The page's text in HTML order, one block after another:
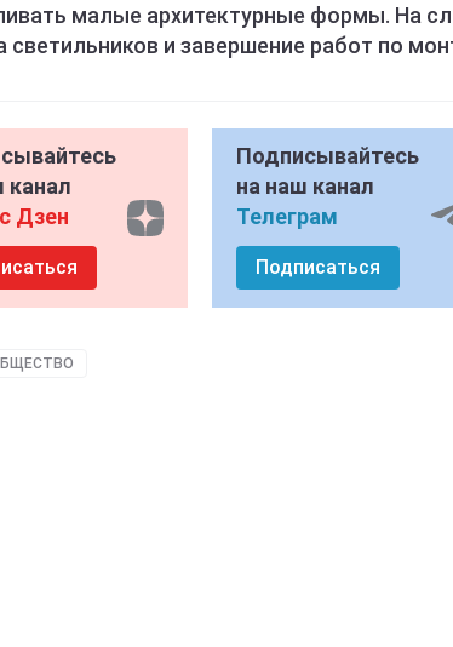
малые архитектурные формы. На
светильников и завершение работ по
канал
Дзен
Подписывайтесь
на наш канал
Телеграм
Подписаться